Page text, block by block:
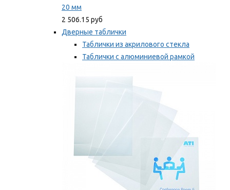
20 мм
2 506.15 руб
Дверные таблички
Таблички из акрилового стекла
Таблички с алюминиевой рамкой